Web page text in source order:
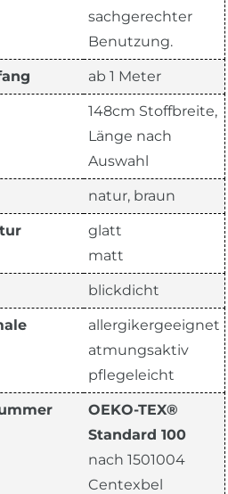
sachgerechter
Benutzung.
ab 1 Meter
148cm Stoffbreite,
Länge nach
Auswahl
natur, braun
glatt
matt
blickdicht
allergikergeeignet
atmungsaktiv
pflegeleicht
OEKO-TEX®
Standard 100
nach 1501004
Centexbel